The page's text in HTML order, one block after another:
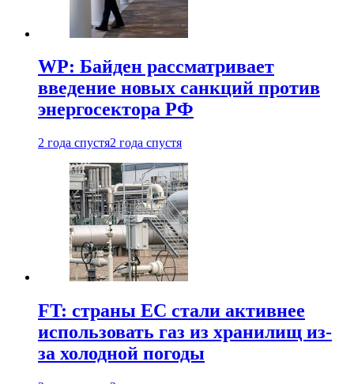
WP: Байден рассматривает
введение новых санкций против
энергосектора РФ
2 года спустя2 года спустя
FT: страны ЕС стали активнее
использовать газ из хранилищ из-
за холодной погоды